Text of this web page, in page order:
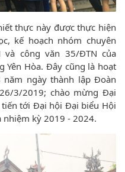
thực này được thực hiện
kế hoạch nhóm chuyên
và công văn 35/ĐTN của
Yên Hòa. Đây cũng là hoạt
ngày thành lập Đoàn
3/2019; chào mừng Đại
tiến tới Đại hội Đại biểu Hội
nhiệm kỳ 2019 - 2024.